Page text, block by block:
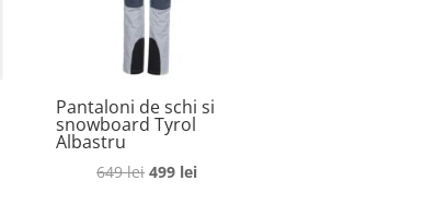
Pantaloni de schi si
snowboard Tyrol
Albastru
649lei Prețul
499 leiPrețul